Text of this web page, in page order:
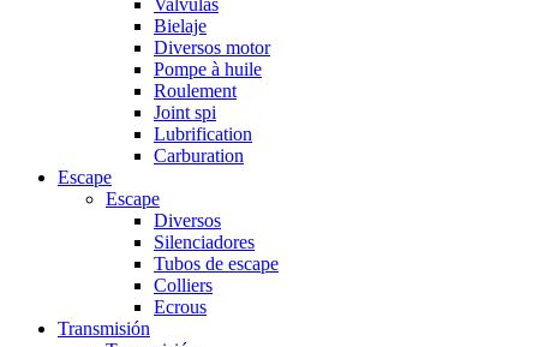
Valvulas
Bielaje
Diversos motor
Pompe à huile
Roulement
Joint spi
Lubrification
Carburation
Escape
Escape
Diversos
Silenciadores
Tubos de escape
Colliers
Ecrous
Transmisión